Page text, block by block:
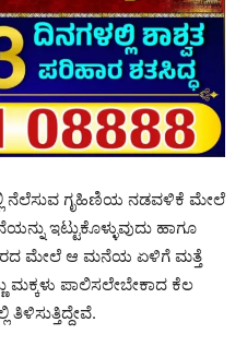
ಗೃಹಿಣಿಯ ನಡವಳಿಕೆ ಮೇಲೆ
ಇಟ್ಟುಕೊಳ್ಳುವುದು ಹಾಗೂ
ಮೇಲೆ ಆ ಮನೆಯ ಏಳಿಗೆ ಮತ್ತೆ
ಮಕ್ಕಳು ಪಾಲಿಸಲೇಬೇಕಾದ ಕೆಲ